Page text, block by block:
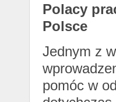
Polacy
Polsce
Jednym z
pomóc w